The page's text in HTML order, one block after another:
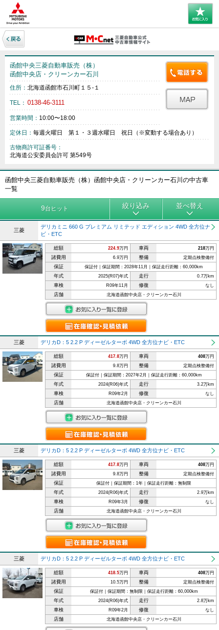
函館中央三菱自動車販売（株）
函館中央店・クリーンカー石川
住所： 北海道函館市石川町１５‐１
TEL： 0138-46-3111
営業時間： 10:00〜18:00
定休日： 毎週火曜日 第１・３週水曜日 祝日（※変動する場合あり）
古物商許可証番号：
北海道公安委員会許可 第549号
函館中央三菱自動車販売（株）函館中央店・クリーンカー石川の中古車
一覧
9台ヒット 絞り込み 並べ替え
三菱
デリカミニ 660 G プレミアム リミテッド エディション 4WD 全方位ナ
ビ・ETC
総額 224.9万円 車両 218万円
諸費用 6.9万円 整備 定期点検整備付
保証 保証付｜保証期間：2028年11月｜保証走行距離：60,000km
年式 2025(R07)年式 走行 0.7万km
車検 R09年11月 修復 なし
店舗 北海道函館中央店・クリーンカー石川
三菱 デリカD：5 2.2 P ディーゼルターボ 4WD 全方位ナビ・ETC
総額 417.8万円 車両 408万円
諸費用 9.8万円 整備 定期点検整備付
保証 保証付｜保証期間：2027年2月｜保証走行距離：60,000km
年式 2024(R06)年式 走行 3.2万km
車検 R09年2月 修復 なし
店舗 北海道函館中央店・クリーンカー石川
三菱 デリカD：5 2.2 P ディーゼルターボ 4WD 全方位ナビ・ETC
総額 417.8万円 車両 408万円
諸費用 9.8万円 整備 定期点検整備付
保証 保証付｜保証期間：1年｜保証走行距離：無制限
年式 2024(R06)年式 走行 2.9万km
車検 R09年3月 修復 なし
店舗 北海道函館中央店・クリーンカー石川
三菱 デリカD：5 2.2 P ディーゼルターボ 4WD 全方位ナビ・ETC
総額 418.5万円 車両 408万円
諸費用 10.5万円 整備 定期点検整備付
保証 保証付｜保証期間：無制限｜保証走行距離：60,000km
年式 2024(R06)年式 走行 2.8万km
車検 R09年2月 修復 なし
店舗 北海道函館中央店・クリーンカー石川